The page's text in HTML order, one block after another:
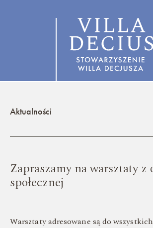
Aktualności
Zapraszamy na warsztaty z
społecznej
Warsztaty adresowane są do